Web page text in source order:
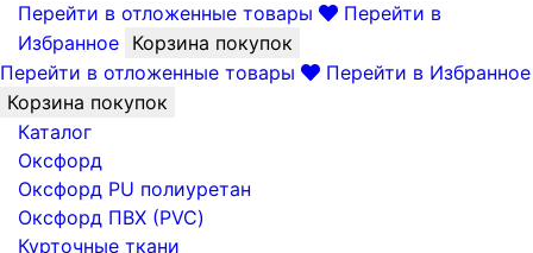
Перейти в отложенные товары
Перейти в
Избранное Корзина покупок
Перейти в отложенные товары
Перейти в Избранное
Корзина покупок
Каталог
Оксфорд
Оксфорд PU полиуретан
Оксфорд ПВХ (PVC)
Курточные ткани